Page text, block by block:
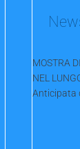
MOSTRA
NEL
Anticipata